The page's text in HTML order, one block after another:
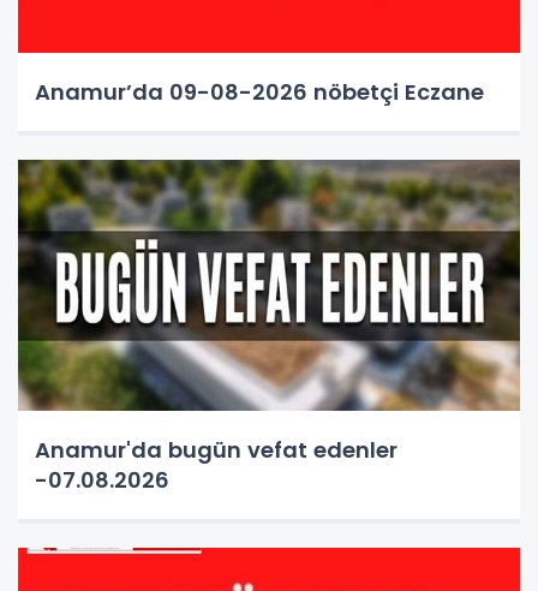
Anamur’da 09-08-2026 nöbetçi Eczane
Anamur'da bugün vefat edenler
-07.08.2026